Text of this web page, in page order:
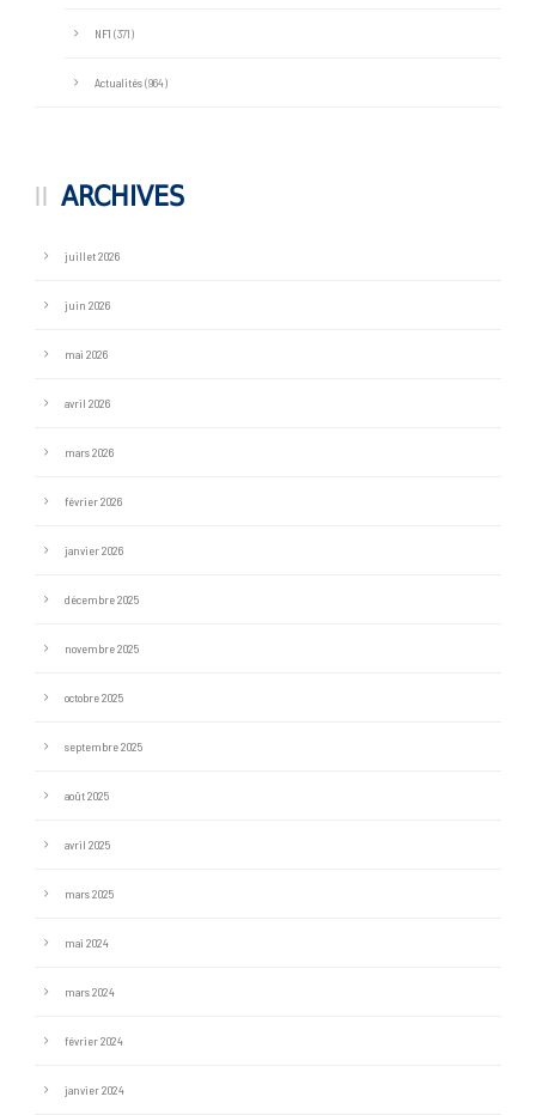
NF1 (371)
Actualités(964)
ARCHIVES
juillet 2026
juin 2026
mai 2026
avril 2026
mars 2026
février 2026
janvier 2026
décembre 2025
novembre 2025
octobre 2025
septembre 2025
août 2025
avril 2025
mars 2025
mai 2024
mars 2024
février 2024
janvier 2024